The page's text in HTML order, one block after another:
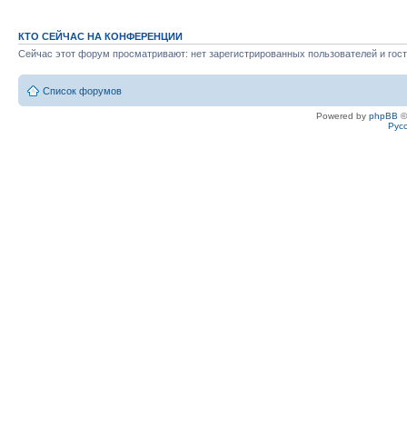
КТО СЕЙЧАС НА КОНФЕРЕНЦИИ
Сейчас этот форум просматривают: нет зарегистрированных пользователей и
Список форумов
Powered by phpBB